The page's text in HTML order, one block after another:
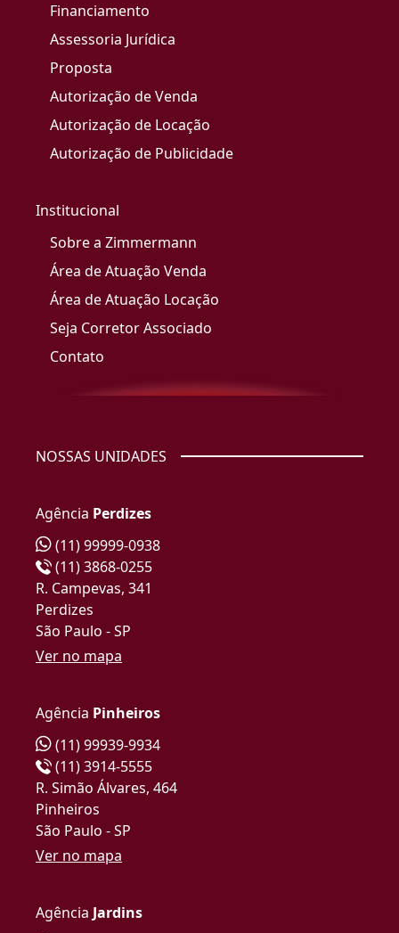
Financiamento
Assessoria Jurídica
Proposta
Autorização de Venda
Autorização de Locação
Autorização de Publicidade
Institucional
Sobre a Zimmermann
Área de Atuação Venda
Área de Atuação Locação
Seja Corretor Associado
Contato
NOSSAS UNIDADES
Agência Perdizes
(11) 99999-0938
(11) 3868-0255
R. Campevas, 341
Perdizes
São Paulo - SP
Ver no mapa
Agência Pinheiros
(11) 99939-9934
(11) 3914-5555
R. Simão Álvares, 464
Pinheiros
São Paulo - SP
Ver no mapa
Agência Jardins